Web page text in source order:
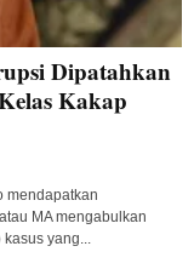
Dipatahkan
Kakap
mendapatkan
MA mengabulkan
yang...